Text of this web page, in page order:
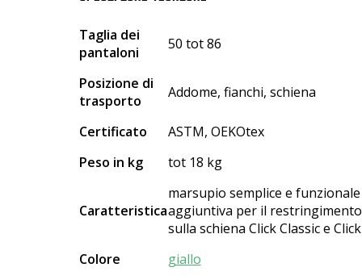
Taglia dei
pantaloni
50 tot 86
Posizione di
trasporto
Addome, fianchi, schiena
Certificato
ASTM, OEKOtex
Peso in kg
tot 18 kg
Caratteristica
marsupio semplice e
aggiuntiva per il
sulla schiena Click Classic e
Colore
giallo